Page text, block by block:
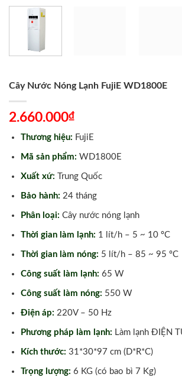
Cây Nước Nóng Lạnh FujiE WD1800E
2.660.000₫
Thương hiệu: FujiE
Mã sản phẩm: WD1800E
Xuất xứ: Trung Quốc
Bảo hành: 24 tháng
Phân loại: Cây nước nóng lạnh
Thời gian làm lạnh: 1 lít/h – 5 ~ 10 ºC
Thời gian làm nóng: 5 lít/h – 85 ~ 95 ºC
Công suất làm lạnh: 65 W
Công suất làm nóng: 550 W
Điện áp: 220V – 50 Hz
Phương pháp làm lạnh: Làm lạnh ĐIỆN
Kích thước: 31*30*97 cm (D*R*C)
Trọng lượng: 6 KG (có bao bì 7 Kg)